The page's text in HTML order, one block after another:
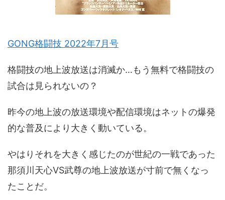
GONG格闘技 2022年7月号
格闘技の地上波放送は消滅か…もう無料で格闘技の
試合は見られないの？
昨今の地上波の放送環境や配信環境はネットの爆発
的な普及により大きく動いている。
やはりそれを大きく感じたのが世紀の一戦であった
那須川天心VS武尊の地上波放送が寸前で無くなっ
たことだ。